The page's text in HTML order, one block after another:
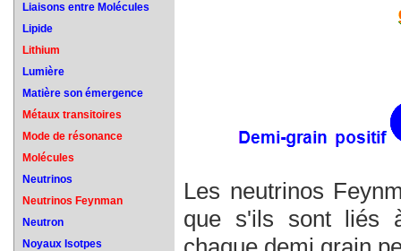
Liaisons entre Molécules
Lipide
Lithium
Lumière
Matière son émergence
Métaux transitoires
Mode de résonance
Molécules
Neutrinos
Neutrinos Feynman
Neutron
Noyaux Isotpes
Les neutrinos
que s'ils sont liés